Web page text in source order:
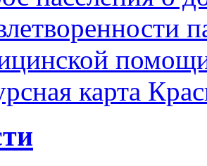
карта